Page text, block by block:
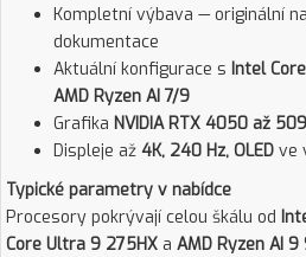
Kompletní výbava — originální
dokumentace
Aktuální konfigurace s Intel
AMD Ryzen AI 7/9
Grafika NVIDIA RTX 4050 až
Displeje až 4K, 240 Hz, OLED ve
Typické parametry v nabídce
Procesory pokrývají celou škálu od
Core Ultra 9 275HX a AMD Ryzen AI